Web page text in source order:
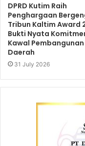
DPRD Kutim Raih
Penghargaan
Tribun Kaltim Award
Bukti Nyata
Kawal Pembangunan
Daerah
31 July 2026